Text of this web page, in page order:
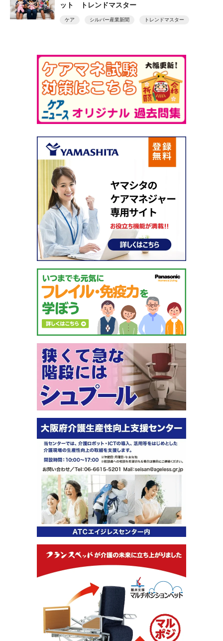
ット トレンドマスター
ケア シルバー産業新聞 トレンドマスター